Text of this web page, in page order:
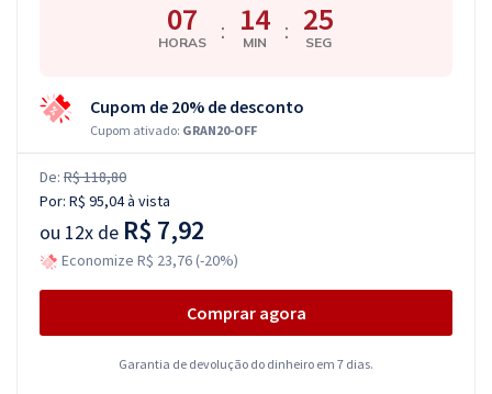
07
HORAS : 14
MIN : 25
SEG
Cupom de 20% de desconto
Cupom ativado: GRAN20-OFF
De: R$ 118,80
Por: R$ 95,04à vista
ou 12x de R$ 7,92
Economize R$ 23,76 (-20%)
Comprar agora
Garantia de devolução do dinheiro em 7 dias.